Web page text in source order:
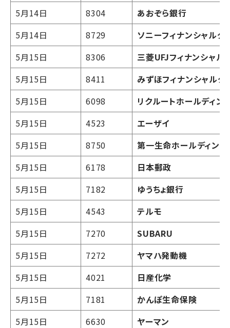
5月14日
8304
あおぞら銀行
5月14日
8729
ソニーフィナンシャルグ
5月15日
8306
三菱UFJフィナンシャル
5月15日
8411
みずほフィナンシャルグ
5月15日
6098
リクルートホールディン
5月15日
4523
エーザイ
5月15日
8750
第一生命ホールディング
5月15日
6178
日本郵政
5月15日
7182
ゆうちょ銀行
5月15日
4543
テルモ
5月15日
7270
SUBARU
5月15日
7272
ヤマハ発動機
5月15日
4021
日産化学
5月15日
7181
かんぽ生命保険
5月15日
6630
ヤーマン